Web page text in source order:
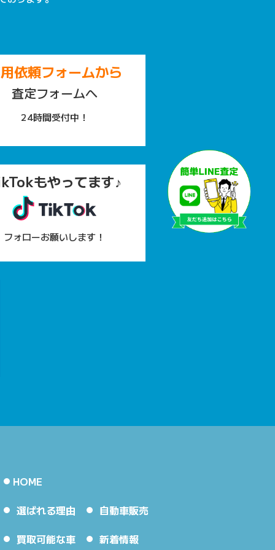
依頼フォームから
査定フォームへ
24時間受付中！
もやってます♪
フォローお願いします！
HOME
選ばれる理由
自動車販売
買取可能な車
新着情報